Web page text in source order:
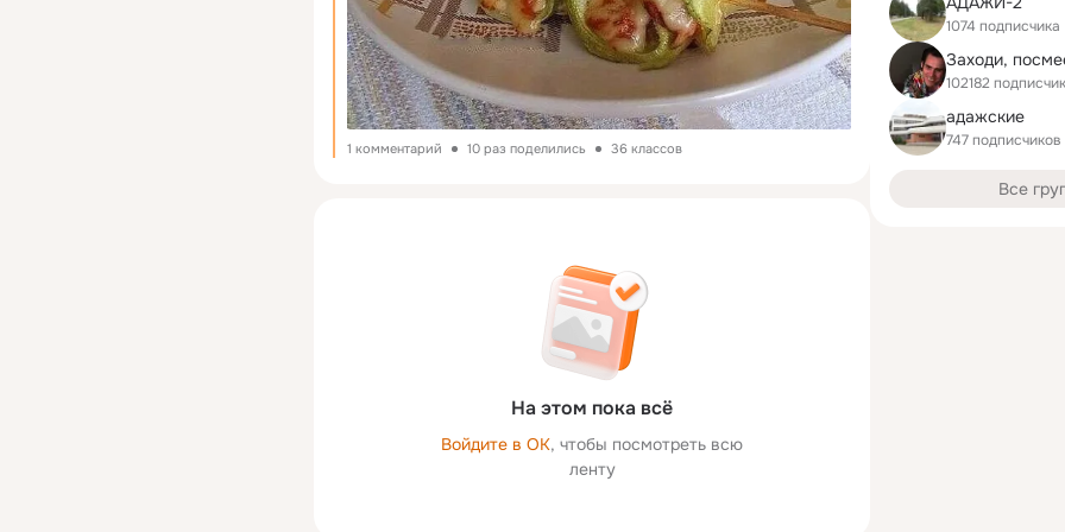
1 комментарий 10 раз поделились 36 классов
На этом пока всё
Войдите в ОК, чтобы посмотреть всю
ленту
1074 подписчика
Заходи,
102182
адажские
747 подписчиков
Все